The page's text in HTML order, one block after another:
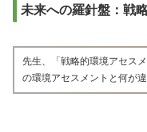
未来への羅針盤：戦
先生、「戦略的環境アセス
の環境アセスメントと何が